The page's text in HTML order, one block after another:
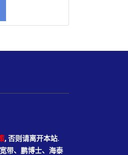
, 否则请离开本站.
带、鹏博士、海泰